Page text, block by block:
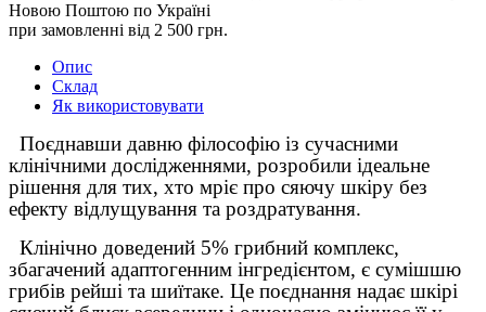
Новою Поштою по Україні
при замовленні від 2 500 грн.
Опис
Склад
Як використовувати
Поєднавши давню філософію із сучасними
клінічними дослідженнями, розробили ідеальне
рішення для тих, хто мріє про сяючу шкіру без
ефекту відлущування та роздратування.
Клінічно доведений 5% грибний комплекс,
збагачений адаптогенним інгредієнтом, є сумішшю
грибів рейші та шиїтаке. Це поєднання надає шкірі